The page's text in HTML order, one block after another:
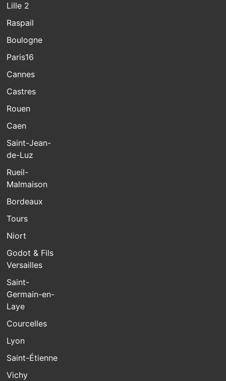
Lille 2
Raspail
Boulogne
Paris16
Cannes
Castres
Rouen
Caen
Saint-Jean-
de-Luz
Rueil-
Malmaison
Bordeaux
Tours
Niort
Godot & Fils
Versailles
Saint-
Germain-en-
Laye
Courcelles
Lyon
Saint-Étienne
Vichy